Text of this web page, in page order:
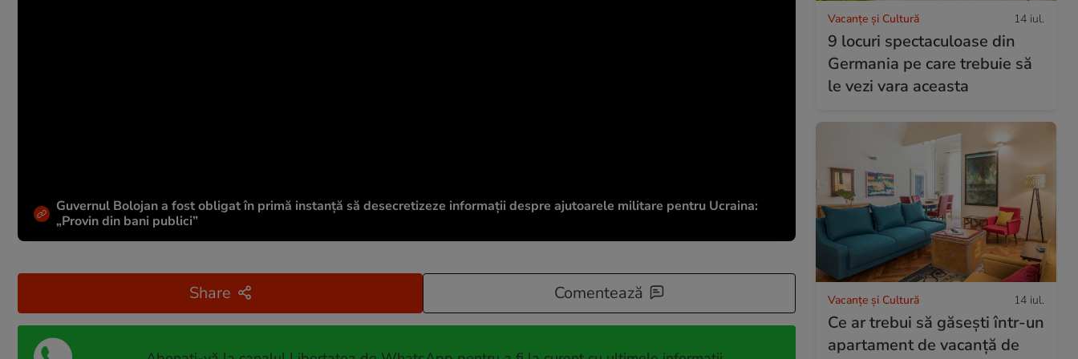
Guvernul Bolojan a fost obligat în primă instanță să desecretizeze informații despre ajutoarele militare pentru Ucraina:
„Provin din bani publici”
Share Comentează
Vacanțe și Cultură 14 iul.
9 locuri spectaculoase din
Germania pe care trebuie să
le vezi vara aceasta
Vacanțe și Cultură 14 iul.
Ce ar trebui să găsești într-un
apartament de vacanță de